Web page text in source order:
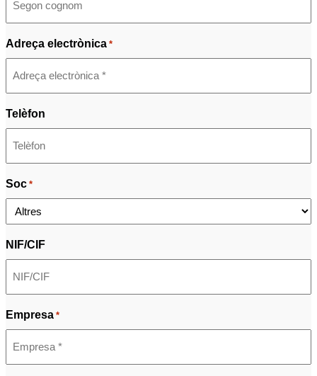
Adreça electrònica *
Telèfon
Soc *
NIF/CIF
Empresa *